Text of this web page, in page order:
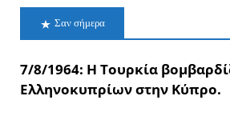
Σαν σήμερα
7/8/1964: Η Τουρκία
Ελληνοκυπρίων στην Κύπρο.